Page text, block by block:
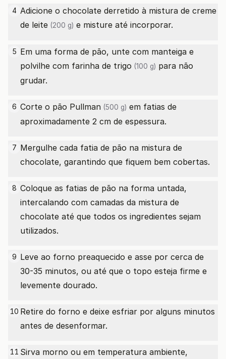
4 Adicione o chocolate derretido à mistura de creme
de leite (200 g) e misture até incorporar.
5 Em uma forma de pão, unte com manteiga e
polvilhe com farinha de trigo (100 g) para não
grudar.
6 Corte o pão Pullman (500 g) em fatias de
aproximadamente 2 cm de espessura.
7 Mergulhe cada fatia de pão na mistura de
chocolate, garantindo que fiquem bem cobertas.
8 Coloque as fatias de pão na forma untada,
intercalando com camadas da mistura de
chocolate até que todos os ingredientes sejam
utilizados.
9 Leve ao forno preaquecido e asse por cerca de
30-35 minutos, ou até que o topo esteja firme e
levemente dourado.
10 Retire do forno e deixe esfriar por alguns minutos
antes de desenformar.
11 Sirva morno ou em temperatura ambiente,